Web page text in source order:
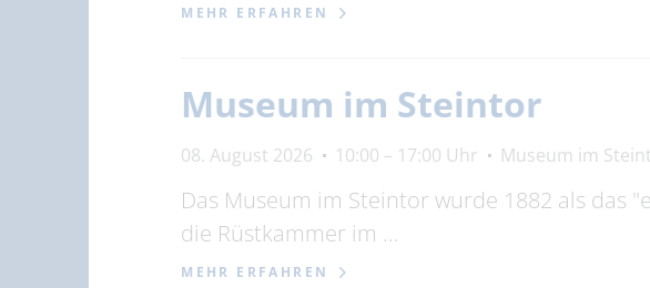
MEHR ERFAHREN
Museum im Steintor
08. August 2026 10:00 – 17:00 Uhr Museum im
Das Museum im Steintor wurde 1882 als das
die Rüstkammer im …
MEHR ERFAHREN